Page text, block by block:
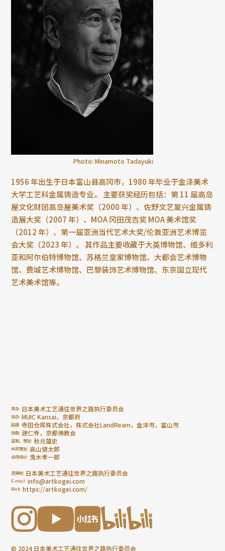
Photo: Minamoto Tadayuki
1956 年出生于日本富山县高冈市，1980 年毕业于金泽美术
大学工艺科金属铸造专业。 主要获奖经历包括：第 11 届高岛
屋文化财团高岛屋美术奖（2000 年）、佐野文艺复兴金属铸
造展大奖（2007 年）、MOA 冈田茂吉奖 MOA 美术馆奖
（2012 年）、第一届亚洲当代艺术大奖/伦敦亚洲艺术博览
会大奖（2023 年）。 其作品主要收藏于大英博物馆、维多利
亚和阿尔伯特博物馆、苏格兰皇家博物馆、大都会艺术博物
馆、费城艺术博物馆、巴黎装饰艺术博物馆、东京国立现代
艺术美术馆等。
举办 日本美术工艺通往世界之路执行委员会
协办 MUIC Kansai，京都府
后援 寺田仓库株式会社，株式会社LandReam，金泽市，富山市
协助 建仁寺，京都佛教会
监制，策划 秋元雄史
共同策划 高山健太郎
会场设计 鬼木孝一郎
咨询地 日本美术工艺通往世界之路执行委员会
E-mail info@artkogei.com
Web https://artkogei.com/
© 2024 日本美术工艺通往世界之路执行委员会